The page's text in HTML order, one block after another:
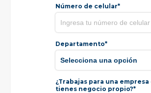
Número de celular*
Departamento*
¿Trabajas para una empresa
tienes negocio propio?*